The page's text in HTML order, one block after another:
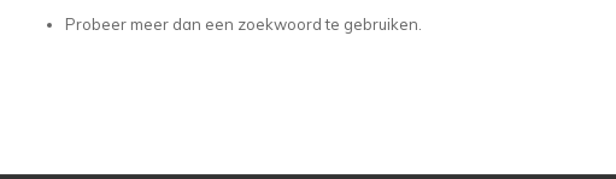
Probeer meer dan een zoekwoord te gebruiken.